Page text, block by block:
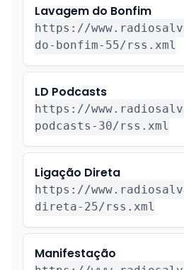
Lavagem do Bonfim
https://
do-bonfim-55/rss.xml
LD Podcasts
https://
podcasts-30/rss.xml
Ligação Direta
https://
direta-25/rss.xml
Manifestação